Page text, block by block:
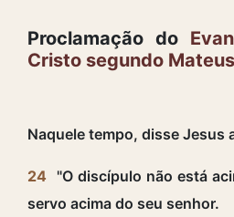
Proclamação do
Cristo segundo Mateus
Naquele tempo, disse Jesus
24
"O discípulo não está
servo acima do seu senhor.